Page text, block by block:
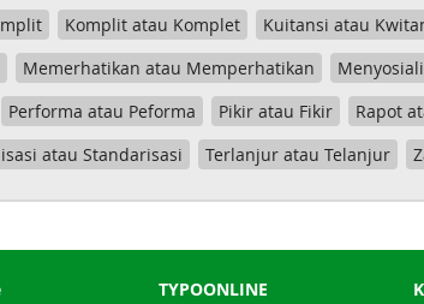
Komplit atau Komplet Kuitansi atau
Memerhatikan atau Memperhatikan
Performa atau Peforma Pikir atau Fikir Rapot
atau Standarisasi Terlanjur atau Telanjur
TYPOONLINE